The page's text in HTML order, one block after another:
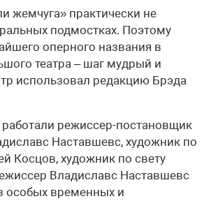
жемчуга» практически не
подмостках. Поэтому
оперного названия в
театра – шаг мудрый и
использовал редакцию Брэда
режиссер-постановщик
Наставшевс, художник по
Косцов, художник по свету
Владиславс Наставшевс
особых временных и